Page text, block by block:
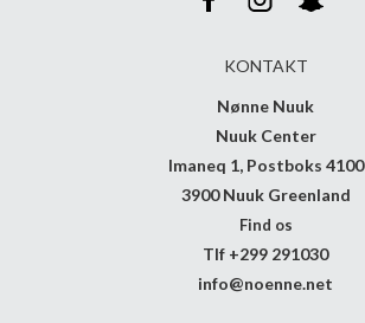
KONTAKT
Nønne Nuuk
Nuuk Center
Imaneq 1, Postboks 4100
3900 Nuuk Greenland
Find os
Tlf +299 291030
info@noenne.net